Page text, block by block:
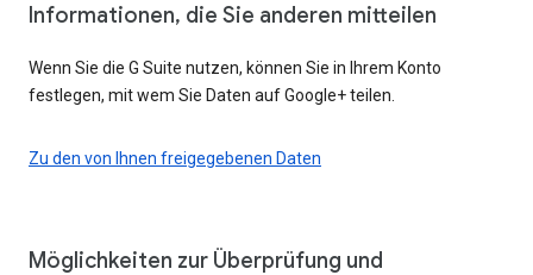
Informationen, die Sie anderen mitteilen
Wenn Sie die G Suite nutzen, können Sie in Ihrem Konto
festlegen, mit wem Sie Daten auf Google+ teilen.
Zu den von Ihnen freigegebenen Daten
Möglichkeiten zur Überprüfung und